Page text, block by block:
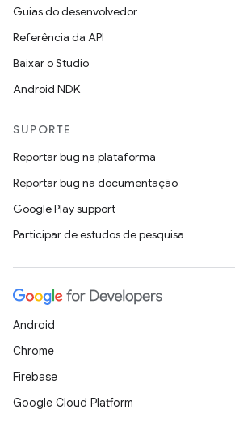
Guias do desenvolvedor
Referência da API
Baixar o Studio
Android NDK
SUPORTE
Reportar bug na plataforma
Reportar bug na documentação
Google Play support
Participar de estudos de pesquisa
Android
Chrome
Firebase
Google Cloud Platform